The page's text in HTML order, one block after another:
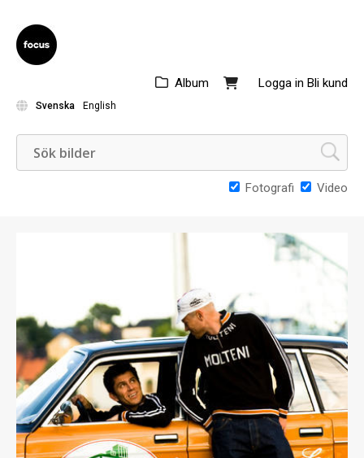
Logga in Bli kund
Album
Svenska English
Fotografi Video